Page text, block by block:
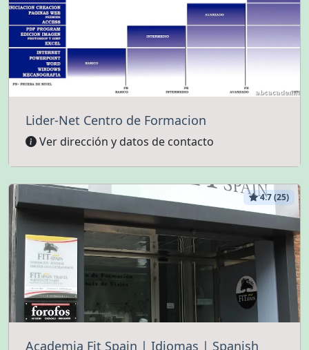
Lider-Net Centro de Formacion
Ver dirección y datos de contacto
4.7 (25)
Academia Fit Spain | Idiomas | Spanish